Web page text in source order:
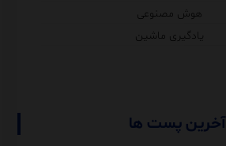
هوش مصنوعی
یادگیری ماشین
آخرین پست ها